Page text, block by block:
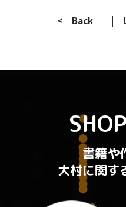
< Back |
書籍や
大村に関す